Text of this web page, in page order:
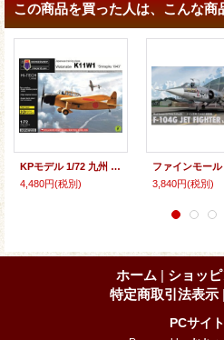
この商品を買った人は、こんな商
KPモデル 1/72 九州 K11W1 白菊1943 ハイテックキット【プラモデル】
4,480円(税別)
3,840円(税別)
ホーム | ショッ
特定商取引法表示 |
PCサイト